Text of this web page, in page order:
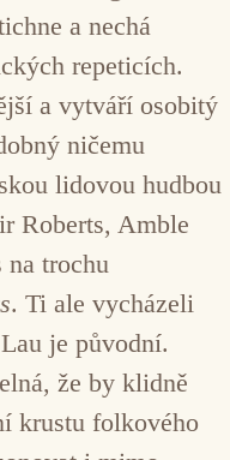
a nechá
repeticích.
a vytváří osobitý
ničemu
lidovou hudbou
Roberts, Amble
na trochu
. Ti ale vycházeli
je původní.
že by klidně
krustu folkového